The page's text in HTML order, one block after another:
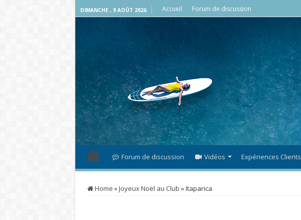
DIMANCHE , 9 AOÛT 2026 Accueil Forum de discussion
Forum de discussion Vidéos Expériences Clients
Home »Joyeux Noël au Club »Itaparica